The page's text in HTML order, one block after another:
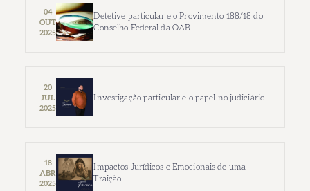
04
OUT
2025
Detetive particular e o Provimento 188/18 do
Conselho Federal da OAB
20
JUL
2025
Investigação particular e o papel no judiciário
18
ABR
2025
Impactos Jurídicos e Emocionais de uma
Traição